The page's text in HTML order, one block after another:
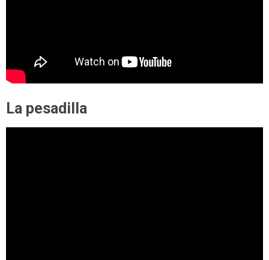
La pesadilla